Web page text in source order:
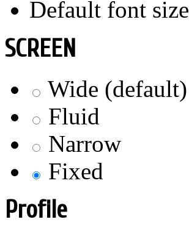
Default font size
SCREEN
Wide (default)
Fluid
Narrow
Fixed
Profile